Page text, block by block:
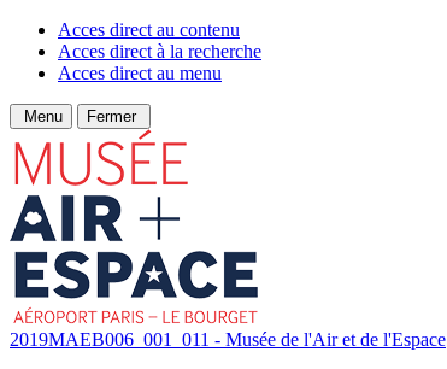
Acces direct au contenu
Acces direct à la recherche
Acces direct au menu
Menu Fermer
2019MAEB006_001_011 - Musée de l'Air et de l'Espace